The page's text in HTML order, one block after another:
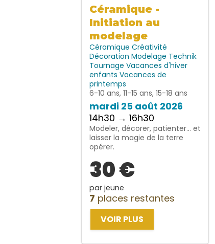
Céramique -
Initiation au
modelage
Céramique Créativité
Décoration Modelage Technik
Tournage Vacances d'hiver
enfants Vacances de
printemps
6-10 ans, 11-15 ans, 15-18 ans
mardi 25 août 2026
14h30 → 16h30
Modeler, décorer, patienter… et
laisser la magie de la terre
opérer.
30 €
par jeune
7 places restantes
VOIR PLUS